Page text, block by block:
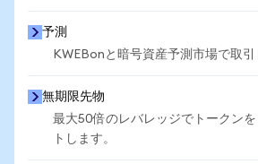
予測
KWEBonと暗号資産予測市場で取引
無期限先物
最大50倍のレバレッジでトークン
トします。